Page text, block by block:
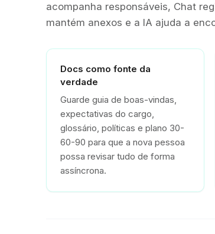
acompanha responsáveis, Chat
mantém anexos e a IA ajuda a
Docs como fonte da
verdade
Guarde guia de boas-vindas,
expectativas do cargo,
glossário, políticas e plano 30-
60-90 para que a nova pessoa
possa revisar tudo de forma
assíncrona.